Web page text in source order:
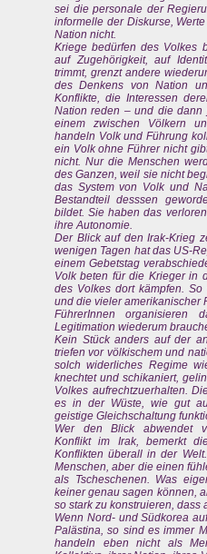
sei die personale der
informelle der Diskurse,
Nation nicht.
Kriege bedürfen des Volkes
auf Zugehörigkeit, auf
trimmt, grenzt andere
des Denkens von Nation
Konflikte, die Interessen
Nation reden – und die dann
einem zwischen Völkern
handeln Volk und Führung
ein Volk ohne Führer nicht
nicht. Nur die Menschen
des Ganzen, weil sie nicht
das System von Volk und
Bestandteil desssen
bildet. Sie haben das
ihre Autonomie.
Der Blick auf den Irak-Krieg
wenigen Tagen hat das US-
einem Gebetstag
Volk beten für die Krieger in
des Volkes dort kämpfen. So
und die vieler amerikanischer
FührerInnen
Legitimation wiederum
Kein Stück anders auf der
triefen vor völkischem und
solch widerliches Regime
knechtet und schikaniert,
Volkes aufrechtzuerhalten.
es in der Wüste, wie gut
geistige Gleichschaltung
Wer den Blick abwendet
Konflikt im Irak, bemerkt
Konflikten überall in der
Menschen, aber die einen
als Tscheschenen. Was
keiner genau sagen können,
so stark zu konstruieren, dass
Wenn Nord- und Südkorea
Palästina, so sind es immer
handeln eben nicht als